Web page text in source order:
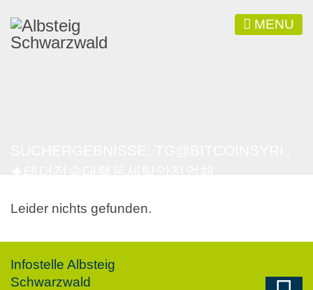
MENU
Leider nichts gefunden.
Infostelle Albsteig
Schwarzwald